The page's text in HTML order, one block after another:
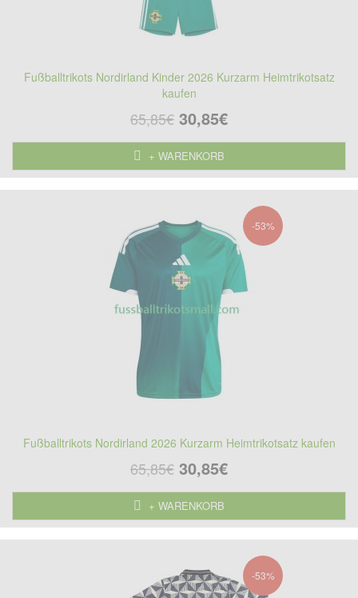
Fußballtrikots Nordirland Kinder 2026 Kurzarm Heimtrikotsatz
kaufen
65,85€ 30,85€
+ WARENKORB
-53%
Fußballtrikots Nordirland 2026 Kurzarm Heimtrikotsatz kaufen
65,85€ 30,85€
+ WARENKORB
-53%